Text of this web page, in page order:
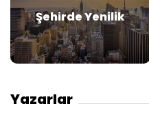
Şehirde Yenilik
Yazarlar